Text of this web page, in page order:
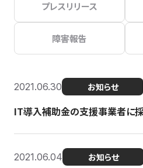
プレスリリース
障害報告
2021.06.30 お知らせ
IT導入補助金の支援事業者に採
2021.06.04 お知らせ